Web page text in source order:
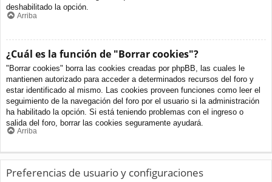
deshabilitado la opción.
Arriba
¿Cuál es la función de "Borrar cookies"?
"Borrar cookies" borra las cookies creadas por phpBB, las cuales le
mantienen autorizado para acceder a determinados recursos del foro y
estar identificado al mismo. Las cookies proveen funciones como leer el
seguimiento de la navegación del foro por el usuario si la administración
ha habilitado la opción. Si está teniendo problemas con el ingreso o
salida del foro, borrar las cookies seguramente ayudará.
Arriba
Preferencias de usuario y configuraciones